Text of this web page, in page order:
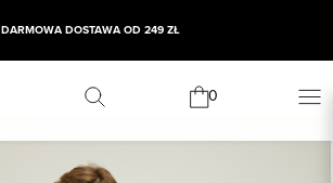
DARMOWA DOSTAWA OD 249 ZŁ
0